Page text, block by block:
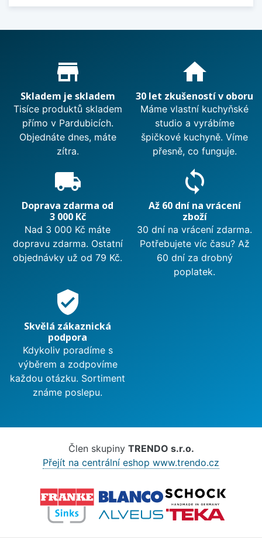
Proč nakupovat u nás?
store_mall_directory
Skladem je skladem
Tisíce produktů skladem
přímo v Pardubicích.
Objednáte dnes, máte
zítra.
home
30 let zkušeností v oboru
Máme vlastní kuchyňské
studio a vyrábíme
špičkové kuchyně. Víme
přesně, co funguje.
local_shipping
Doprava zdarma od
3 000 Kč
Nad 3 000 Kč máte
dopravu zdarma. Ostatní
objednávky už od 79 Kč.
sync
Až 60 dní na vrácení
zboží
30 dní na vrácení zdarma.
Potřebujete víc času? Až
60 dní za drobný
poplatek.
verified_user
Skvělá zákaznická
podpora
Kdykoliv poradíme s
výběrem a zodpovíme
každou otázku. Sortiment
známe poslepu.
Člen skupiny TRENDO s.r.o.
Přejít na centrální eshop www.trendo.cz